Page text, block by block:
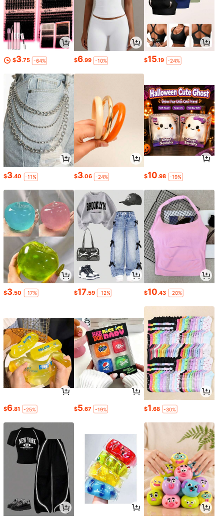
$3.75 -64% $6.99 -10% $15.19 -24%
$3.40 -11% $3.06 -24% $10.98 -19%
$3.50 -17% $17.59 -12% $10.43 -20%
$6.81 -25% $5.67 -19% $1.68 -30%